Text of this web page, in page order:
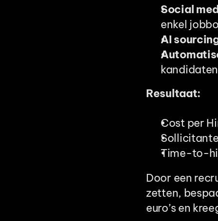
Social
enkel
AI
Resultaat:
Cost per
Time-to-
Door een
zetten,
euro’s en